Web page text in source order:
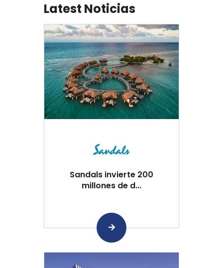
Latest Noticias
Sandals invierte 200
millones de d...